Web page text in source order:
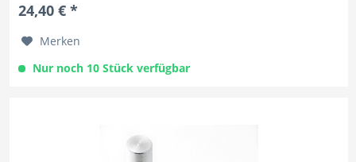
24,40 € *
Merken
Nur noch 10 Stück verfügbar